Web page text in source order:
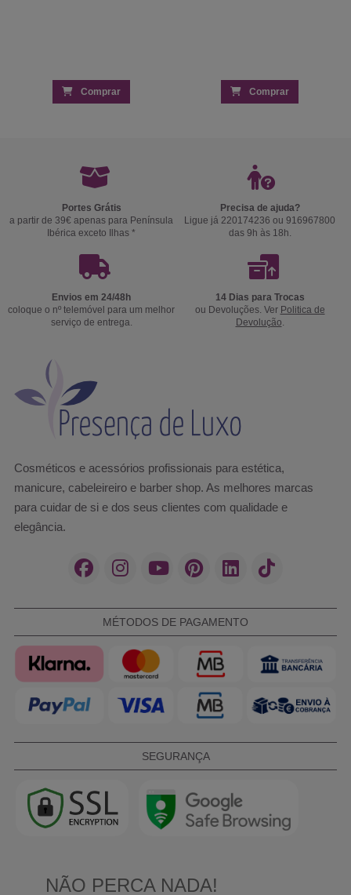
Comprar Comprar
Portes Grátis
a partir de 39€ apenas para Península
Ibérica exceto Ilhas *
Precisa de ajuda?
Ligue já 220174236 ou 916967800
das 9h às 18h.
Envios em 24/48h
coloque o nº telemóvel para um melhor
serviço de entrega.
14 Dias para Trocas
ou Devoluções. Ver Politica de
Devolução.
Cosméticos e acessórios profissionais para estética,
manicure, cabeleireiro e barber shop. As melhores marcas
para cuidar de si e dos seus clientes com qualidade e
elegância.
MÉTODOS DE PAGAMENTO
SEGURANÇA